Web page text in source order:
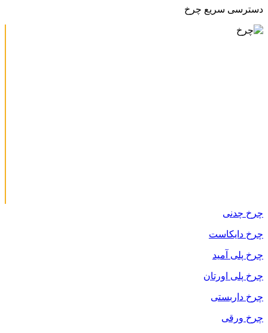
دسترسی سریع چرخ
چرخ چدنی
چرخ دایکاست
چرخ پلی آمید
چرخ پلی اورتان
چرخ داربستی
چرخ ورقی